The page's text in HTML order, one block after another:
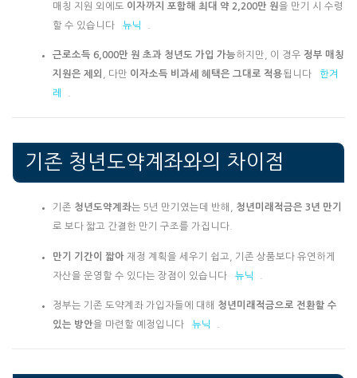
매칭 지원 외에도 이자까지 포함해 최대 약 2,200만 원 을 만기 시 수령
할 수 있습니다
뉴닉
근로소득 6,000만 원 초과 청년도 가입 가능하지만, 이 경우 정부 매칭
지원은 제외
, 다만 이자소득 비과세 혜택은 그대로 적용됩니다
한겨
레
기존 청년도약계좌와의 차이점
기존 청년도약계좌는 5년 만기였는데 반해, 청년미래적금은 3년 만기
로 보다 짧고 간결한 만기 구조를 가집니다.
만기 기간이 짧아재정 계획을 세우기 쉽고, 기존 상품보다 유연하게
자산을 운영할 수 있다는 장점이 있습니다
뉴닉
정부는 기존 도약계좌 가입자들에 대해 청년미래적금으로 전환할 수
있는 방안을 마련할 예정입니다 뉴닉